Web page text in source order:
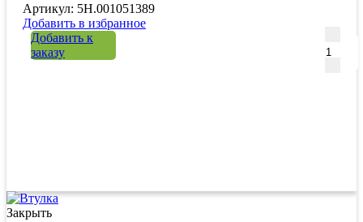
Артикул: 5H.001051389
Добавить в избранное
Добавить к
заказу
Закрыть